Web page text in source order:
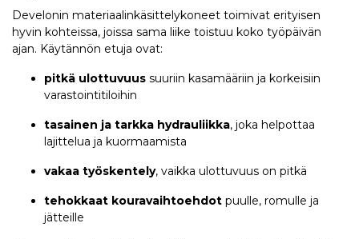
Develonin materiaalinkäsittelykoneet toimivat erityisen
hyvin kohteissa, joissa sama liike toistuu koko työpäivän
ajan. Käytännön etuja ovat:
pitkä ulottuvuus suuriin kasamääriin ja korkeisiin
varastointitiloihin
tasainen ja tarkka hydrauliikka, joka helpottaa
lajittelua ja kuormaamista
vakaa työskentely, vaikka ulottuvuus on pitkä
tehokkaat kouravaihtoehdot puulle, romulle ja
jätteille